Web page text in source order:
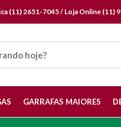
(11) 2651-7045 / Loja Online (11)
GARRAFAS MAIORES